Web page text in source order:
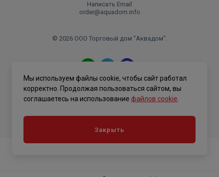
Написать Email
order@aquadom.info
© 2026 ООО Торговый дом "Аквадом".
.
Политика конфиденциальности
Мы используем файлы cookie, чтобы сайт работал
корректно. Продолжая пользоваться сайтом, вы
соглашаетесь на использование файлов cookie
Закрыть